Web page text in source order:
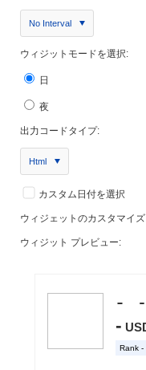
No Interval
ウィジットモードを選択:
日
夜
出力コードタイプ:
Html
カスタム日付を選択
ウィジェットのカスタマイズ
ウィジット プレビュー: